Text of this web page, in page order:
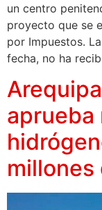
un centro
proyecto que se
por Impuestos.
fecha, no ha
aprueba
millones